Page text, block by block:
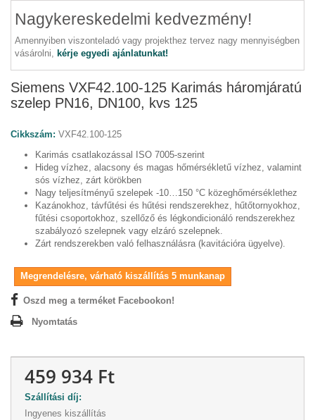
Nagykereskedelmi kedvezmény!
Amennyiben viszonteladó vagy projekthez tervez nagy mennyiségben
vásárolni, kérje egyedi ajánlatunkat!
Siemens VXF42.100-125 Karimás háromjáratú
szelep PN16, DN100, kvs 125
Cikkszám: VXF42.100-125
Karimás csatlakozással ISO 7005-szerint
Hideg vízhez, alacsony és magas hőmérsékletű vízhez, valamint
sós vízhez, zárt körökben
Nagy teljesítményű szelepek -10…150 °C közeghőmérséklethez
Kazánokhoz, távfűtési és hűtési rendszerekhez, hűtőtornyokhoz,
fűtési csoportokhoz, szellőző és légkondicionáló rendszerekhez
szabályozó szelepnek vagy elzáró szelepnek.
Zárt rendszerekben való felhasználásra (kavitációra ügyelve).
Megrendelésre, várható kiszállítás 5 munkanap
Oszd meg a terméket Facebookon!
Nyomtatás
459 934 Ft
Szállítási díj:
Ingyenes kiszállítás